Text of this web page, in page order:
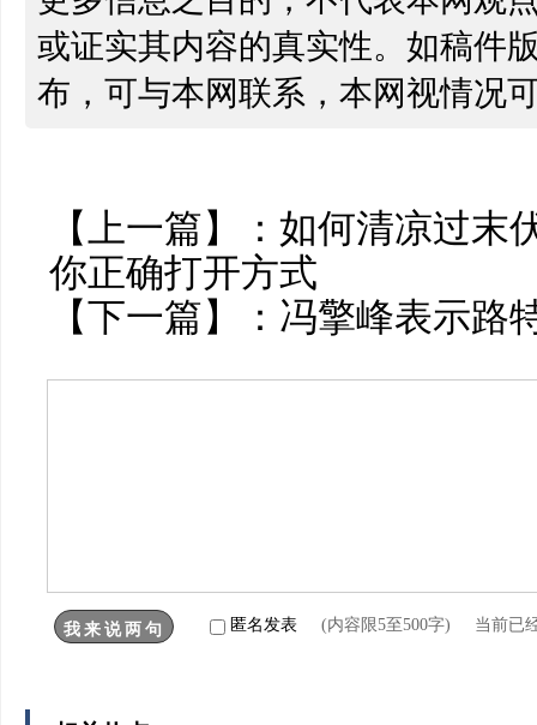
或证实其内容的真实性。如稿件
布，可与本网联系，本网视情况
【上一篇】： 如何清凉过末
你正确打开方式
【下一篇】： 冯擎峰表示路
匿名发表 (内容限5至500字) 当前已